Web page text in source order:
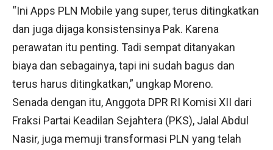
“Ini Apps PLN Mobile yang super, terus ditingkatkan
dan juga dijaga konsistensinya Pak. Karena
perawatan itu penting. Tadi sempat ditanyakan
biaya dan sebagainya, tapi ini sudah bagus dan
terus harus ditingkatkan,” ungkap Moreno.
Senada dengan itu, Anggota DPR RI Komisi XII dari
Fraksi Partai Keadilan Sejahtera (PKS), Jalal Abdul
Nasir, juga memuji transformasi PLN yang telah